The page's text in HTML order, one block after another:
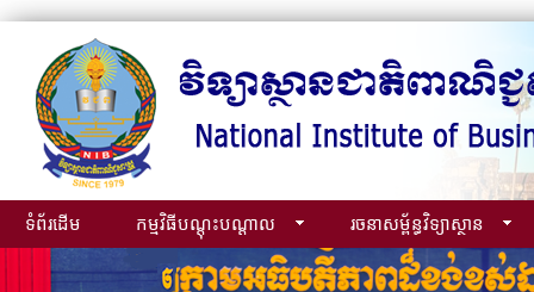
ទំព័រដើម កម្មវិធីបណ្ដុះបណ្ដាល រចនាសម្ព័ន្ធវិទ្យាស្ថាន